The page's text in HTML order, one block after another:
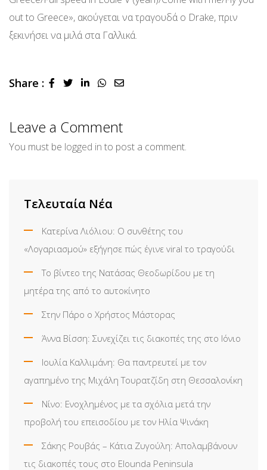
out to Greece», ακούγεται να τραγουδά ο Drake, πριν
ξεκινήσει να μιλά στα Γαλλικά.
Share : LinkedInWhatsapp
Share
Leave a Comment
You must be logged in to post a comment.
Τελευταία Νέα
Κατερίνα Λιόλιου: Ο συνθέτης του
«Λογαριασμού» εξήγησε πώς έγινε viral το τραγούδι
Το βίντεο της Νατάσας Θεοδωρίδου με τη
μητέρα της από το αυτοκίνητο
Στην Πάρο ο Χρήστος Μάστορας
Άννα Βίσση: Συνεχίζει τις διακοπές της στο Ιόνιο
Ιουλία Καλλιμάνη: Θα παντρευτεί με τον
αγαπημένο της Μιχάλη Τουρατζίδη στη Θεσσαλονίκη
Νίνο: Ενοχλημένος με τα σχόλια μετά την
προβολή του επεισοδίου με τον Ηλία Ψινάκη
Σάκης Ρουβάς – Κάτια Ζυγούλη: Απολαμβάνουν
τις διακοπές τους στο Elounda Peninsula